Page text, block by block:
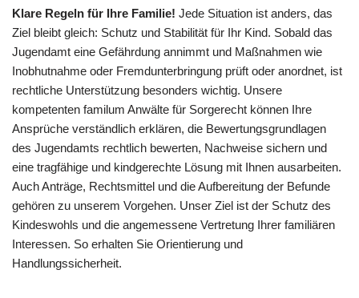
Klare Regeln für Ihre Familie! Jede Situation ist anders, das
Ziel bleibt gleich: Schutz und Stabilität für Ihr Kind. Sobald das
Jugendamt eine Gefährdung annimmt und Maßnahmen wie
Inobhutnahme oder Fremdunterbringung prüft oder anordnet, ist
rechtliche Unterstützung besonders wichtig. Unsere
kompetenten familum Anwälte für Sorgerecht können Ihre
Ansprüche verständlich erklären, die Bewertungsgrundlagen
des Jugendamts rechtlich bewerten, Nachweise sichern und
eine tragfähige und kindgerechte Lösung mit Ihnen ausarbeiten.
Auch Anträge, Rechtsmittel und die Aufbereitung der Befunde
gehören zu unserem Vorgehen. Unser Ziel ist der Schutz des
Kindeswohls und die angemessene Vertretung Ihrer familiären
Interessen. So erhalten Sie Orientierung und
Handlungssicherheit.